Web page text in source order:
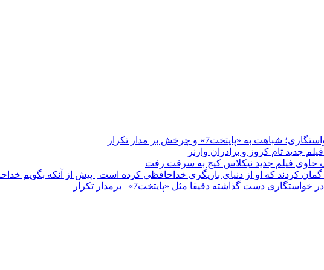
«پایتخت7» و چرخش بر مدار تکرار
کردند که او از دنیای بازیگری خداحافظی کرده است | پیش از آنکه بگویم
دست گذاشته دقیقا مثل «پایتخت7» | برمدار تکرار